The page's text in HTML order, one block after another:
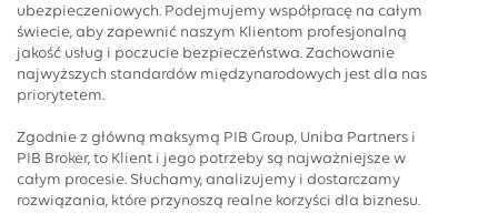
ubezpieczeniowych. Podejmujemy współpracę na całym
świecie, aby zapewnić naszym Klientom profesjonalną
jakość usług i poczucie bezpieczeństwa. Zachowanie
najwyższych standardów międzynarodowych jest dla nas
priorytetem.
Zgodnie z główną maksymą PIB Group, Uniba Partners i
PIB Broker, to Klient i jego potrzeby są najważniejsze w
całym procesie. Słuchamy, analizujemy i dostarczamy
rozwiązania, które przynoszą realne korzyści dla biznesu.